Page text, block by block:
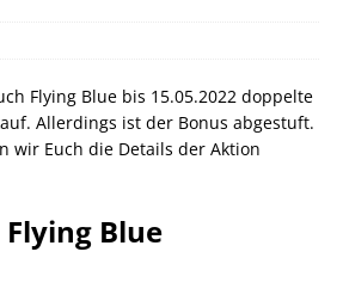
Flying Blue bis 15.05.2022 doppelte
Allerdings ist der Bonus abgestuft.
wir Euch die Details der Aktion
Blue